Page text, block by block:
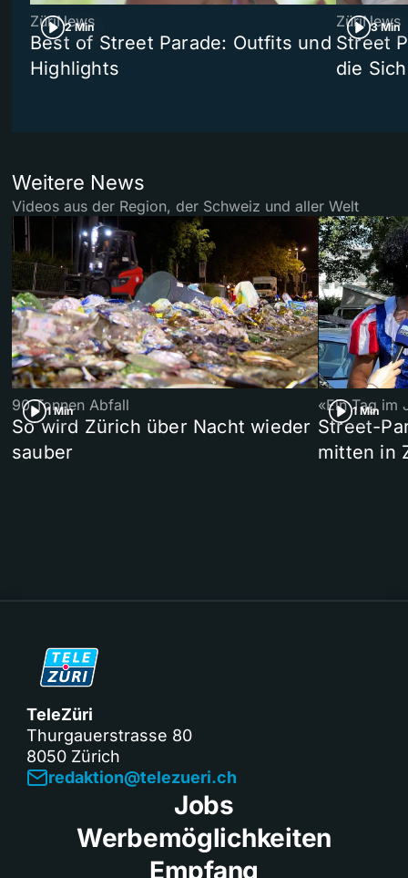
2 Min
ZüriNews
Best of Street Parade: Outfits und
Highlights
3 Min
ZüriNews
Street
die
Weitere News
Videos aus der Region, der Schweiz und aller Welt
1 Min
90 Tonnen Abfall
So wird Zürich über Nacht wieder
sauber
1 Min
«Ein Tag im
Street-
mitten in
TeleZüri
Thurgauerstrasse 80
8050 Zürich
redaktion@telezueri.ch
Jobs
Werbemöglichkeiten
Empfang